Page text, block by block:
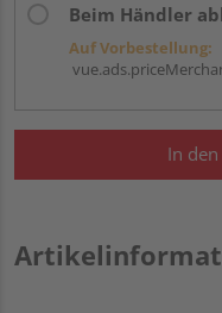
Beim Händler
Auf Vorbestellung:
In